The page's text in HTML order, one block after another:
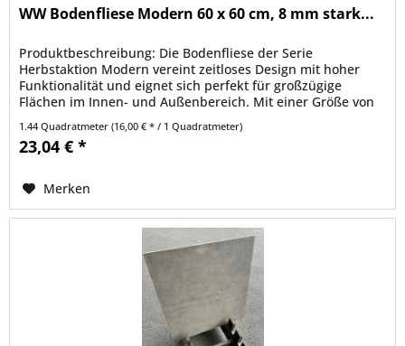
WW Bodenfliese Modern 60 x 60 cm, 8 mm stark...
Produktbeschreibung: Die Bodenfliese der Serie
Herbstaktion Modern vereint zeitloses Design mit hoher
Funktionalität und eignet sich perfekt für großzügige
Flächen im Innen- und Außenbereich. Mit einer Größe von
1.44 Quadratmeter(16,00 € * / 1 Quadratmeter)
23,04 € *
Merken